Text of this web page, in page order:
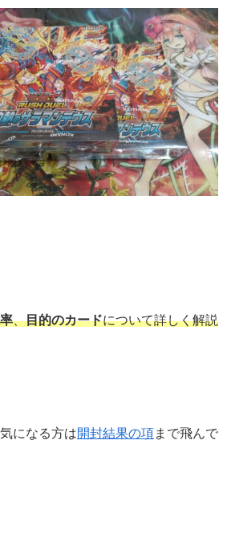
、目的のカードについて詳しく解説
になる方は開封結果の項まで飛んで